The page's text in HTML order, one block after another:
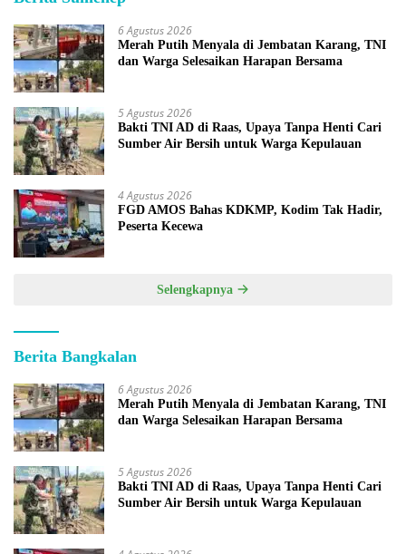
6 Agustus 2026
Merah Putih Menyala di Jembatan Karang, TNI
dan Warga Selesaikan Harapan Bersama
5 Agustus 2026
Bakti TNI AD di Raas, Upaya Tanpa Henti Cari
Sumber Air Bersih untuk Warga Kepulauan
4 Agustus 2026
FGD AMOS Bahas KDKMP, Kodim Tak Hadir,
Peserta Kecewa
Selengkapnya
Berita Bangkalan
6 Agustus 2026
Merah Putih Menyala di Jembatan Karang, TNI
dan Warga Selesaikan Harapan Bersama
5 Agustus 2026
Bakti TNI AD di Raas, Upaya Tanpa Henti Cari
Sumber Air Bersih untuk Warga Kepulauan